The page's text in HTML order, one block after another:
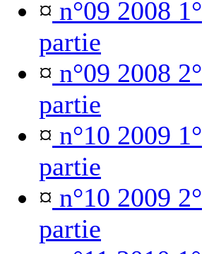
¤ n°09 2008 1°
partie
¤ n°09 2008 2°
partie
¤ n°10 2009 1°
partie
¤ n°10 2009 2°
partie